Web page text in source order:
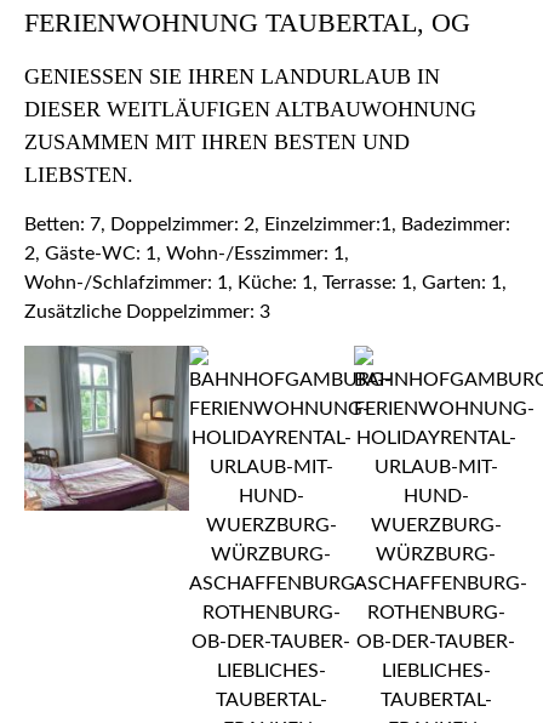
FERIENWOHNUNG TAUBERTAL, OG
GENIESSEN SIE IHREN LANDURLAUB IN D
IESER WEITLÄUFIGEN ALTBAUWOHNUNG Z
USAMMEN MIT IHREN BESTEN UND L
IEBSTEN.
Betten: 7, Doppelzimmer: 2, Einzelzimmer:1, Badezimmer:
2, Gäste-WC: 1, Wohn-/Esszimmer: 1,
Wohn-/Schlafzimmer: 1, Küche: 1, Terrasse: 1, Garten: 1,
Zusätzliche Doppelzimmer: 3